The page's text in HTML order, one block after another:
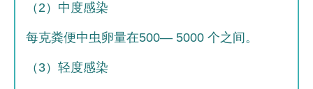
（2）中度感染
每克粪便中虫卵量在500— 5000 个之间。
（3）轻度感染